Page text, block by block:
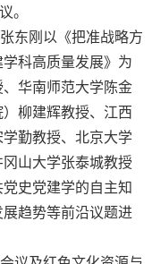
。
东刚以《把准战略方
科高质量发展》为
华南师范大学陈金
柳建辉教授、江西
勤教授、北京大学
山大学张泰城教授
史党建学的自主知
趋势等前沿议题进